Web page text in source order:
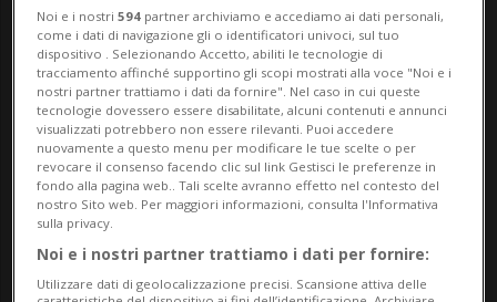
svizzera e ciò non...
🔐 Sblocca il nostro archivio
esclusivo!
Sottoscrivi un abbonamentoArchivioper
leggere questo articolo, oppure scegli
MyTioAboper accedere all'archivio e
navigare su sito e app senza pubblicità.
Noi e i nostri594 partner archiviamo e accediamo ai dati personali,
come i dati di navigazione gli o identificatori univoci, sul tuo
dispositivo . Selezionando Accetto, abiliti le tecnologie di
tracciamento affinché supportino gli scopi mostrati alla voce "Noi e i
nostri partner trattiamo i dati da fornire". Nel caso in cui queste
tecnologie dovessero essere disabilitate, alcuni contenuti e annunci
visualizzati potrebbero non essere rilevanti. Puoi accedere
nuovamente a questo menu per modificare le tue scelte o per
revocare il consenso facendo clic sul link Gestisci le preferenze in
fondo alla pagina web.. Tali scelte avranno effetto nel contesto del
nostro Sito web. Per maggiori informazioni, consulta l'Informativa
sulla privacy.
Noi e i nostri partner trattiamo i dati per fornire:
Utilizzare dati di geolocalizzazione precisi. Scansione attiva delle